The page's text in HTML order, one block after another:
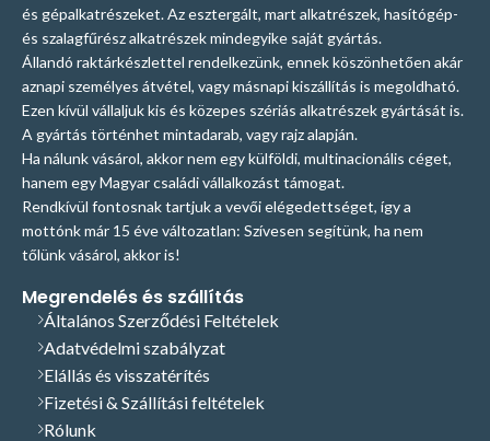
és gépalkatrészeket. Az esztergált, mart alkatrészek, hasítógép-
és szalagfűrész alkatrészek mindegyike saját gyártás.
Állandó raktárkészlettel rendelkezünk, ennek köszönhetően akár
aznapi személyes átvétel, vagy másnapi kiszállítás is megoldható.
Ezen kívül vállaljuk kis és közepes szériás alkatrészek gyártását is.
A gyártás történhet mintadarab, vagy rajz alapján.
Ha nálunk vásárol, akkor nem egy külföldi, multinacionális céget,
hanem egy Magyar családi vállalkozást támogat.
Rendkívül fontosnak tartjuk a vevői elégedettséget, így a
mottónk már 15 éve változatlan: Szívesen segítünk, ha nem
tőlünk vásárol, akkor is!
Megrendelés és szállítás
Általános Szerződési Feltételek
Adatvédelmi szabályzat
Elállás és visszatérítés
Fizetési & Szállítási feltételek
Rólunk